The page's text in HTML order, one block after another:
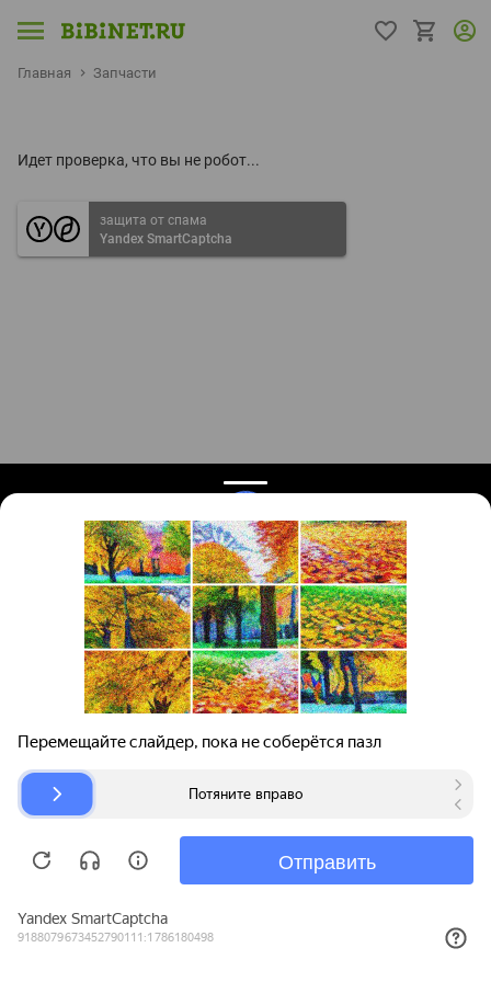
Главная Запчасти
Идет проверка, что вы не робот...
защита от спама
Yandex SmartCaptcha
Поиск запчастей
Для автокомпаний
Авторазборки
О проекте
Помощь
Карта сайта
© bibinet.ru - система поиска запчастей,
Copyright 2010-2026 Все права защищены